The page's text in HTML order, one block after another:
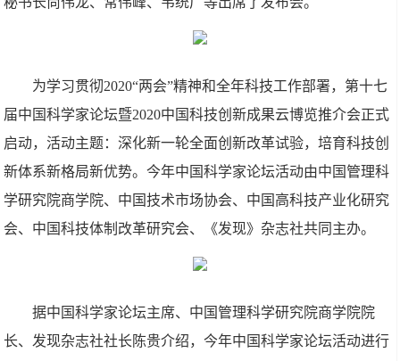
为学习贯彻2020“两会”精神和全年科技工作部署，第十七
届中国科学家论坛暨2020中国科技创新成果云博览推介会正式
启动，活动主题：深化新一轮全面创新改革试验，培育科技创
新体系新格局新优势。今年中国科学家论坛活动由中国管理科
学研究院商学院、中国技术市场协会、中国高科技产业化研究
会、中国科技体制改革研究会、《发现》杂志社共同主办。
据中国科学家论坛主席、中国管理科学研究院商学院院
长、发现杂志社社长陈贵介绍，今年中国科学家论坛活动进行